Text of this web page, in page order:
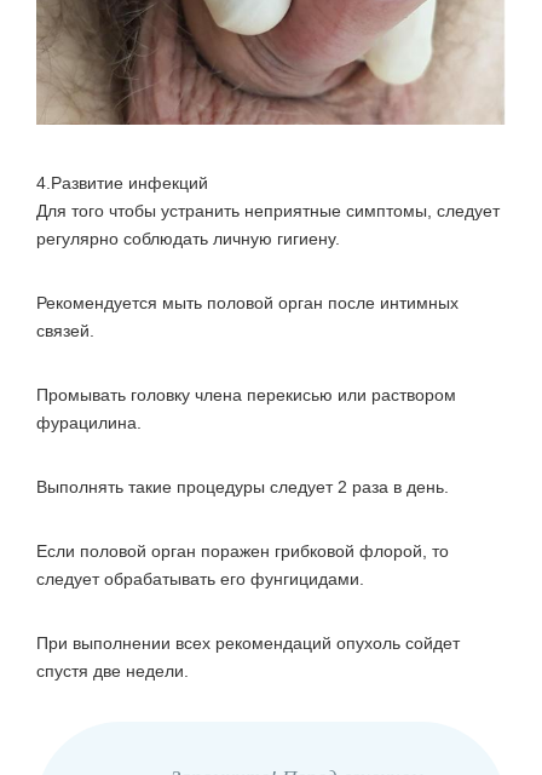
4. Развитие инфекций
Для того чтобы устранить неприятные симптомы, следует
регулярно соблюдать личную гигиену.
Рекомендуется мыть половой орган после интимных
связей.
Промывать головку члена перекисью или раствором
фурацилина.
Выполнять такие процедуры следует 2 раза в день.
Если половой орган поражен грибковой флорой, то
следует обрабатывать его фунгицидами.
При выполнении всех рекомендаций опухоль сойдет
спустя две недели.